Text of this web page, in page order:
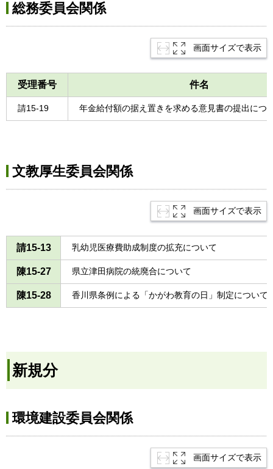
総務委員会関係
画面サイズで表示
受理番号 件名
請15-19 年金給付額の据え置きを求める意見書の提出につ
文教厚生委員会関係
画面サイズで表示
請15-13 乳幼児医療費助成制度の拡充について
陳15-27 県立津田病院の統廃合について
陳15-28 香川県条例による「かがわ教育の日」制定について
新規分
環境建設委員会関係
画面サイズで表示